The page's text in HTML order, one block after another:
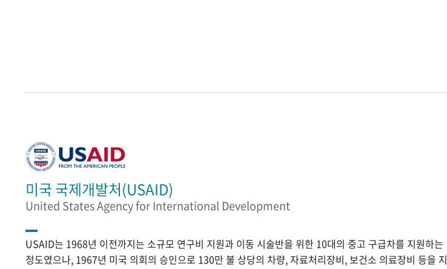
미국 국제개발처(USAID)
United States Agency for International Development
USAID는 1968년 이전까지는 소규모 연구비 지원과 이동 시술반을 위한 10대의 중고 구급차를 지원하는
정도였으나, 1967년 미국 의회의 승인으로 130만 불 상당의 차량, 자료처리장비, 보건소 의료장비 등을 지